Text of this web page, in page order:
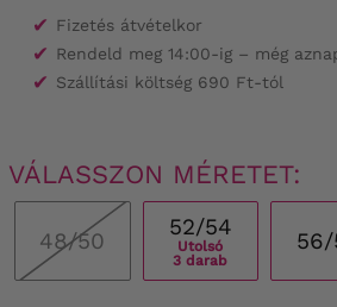
✔ Fizetés átvételkor
✔ Rendeld meg 14:00-ig – még
✔ Szállítási költség 690 Ft-tól
VÁLASSZON MÉRETET:
48/50
52/54
Utolsó
3 darab